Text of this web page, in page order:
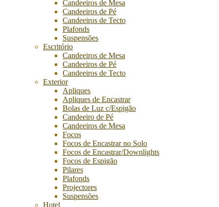
Candeeiros de Mesa
Candeeiros de Pé
Candeeiros de Tecto
Plafonds
Suspensões
Escritório
Candeeiros de Mesa
Candeeiros de Pé
Candeeiros de Tecto
Exterior
Apliques
Apliques de Encastrar
Bolas de Luz c/Espigão
Candeeiro de Pé
Candeeiros de Mesa
Focos
Focos de Encastrar no Solo
Focos de Encastrar/Downlights
Focos de Espigão
Pilares
Plafonds
Projectores
Suspensões
Hotel